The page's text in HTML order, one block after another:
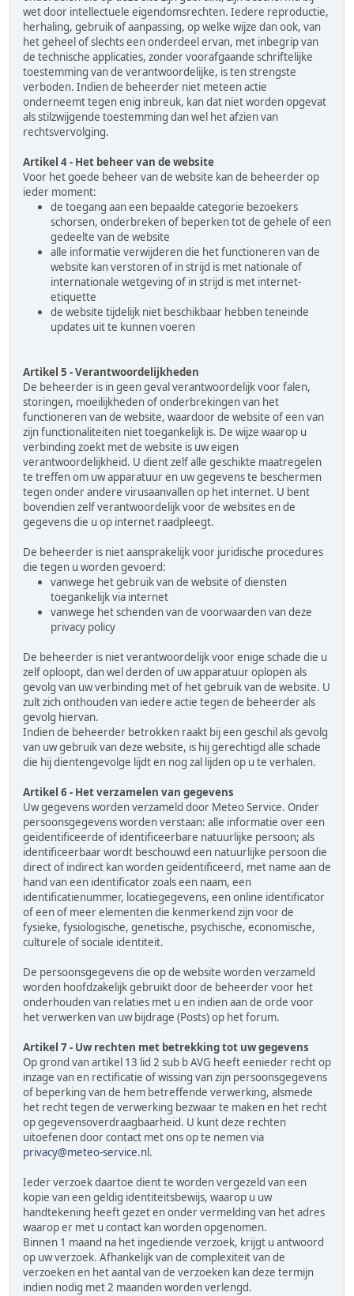
wet door intellectuele eigendomsrechten. Iedere reproductie,
herhaling, gebruik of aanpassing, op welke wijze dan ook, van
het geheel of slechts een onderdeel ervan, met inbegrip van
de technische applicaties, zonder voorafgaande schriftelijke
toestemming van de verantwoordelijke, is ten strengste
verboden. Indien de beheerder niet meteen actie
onderneemt tegen enig inbreuk, kan dat niet worden opgevat
als stilzwijgende toestemming dan wel het afzien van
rechtsvervolging.
Artikel 4 - Het beheer van de website
Voor het goede beheer van de website kan de beheerder op
ieder moment:
de toegang aan een bepaalde categorie bezoekers
schorsen, onderbreken of beperken tot de gehele of een
gedeelte van de website
alle informatie verwijderen die het functioneren van de
website kan verstoren of in strijd is met nationale of
internationale wetgeving of in strijd is met internet-
etiquette
de website tijdelijk niet beschikbaar hebben teneinde
updates uit te kunnen voeren
Artikel 5 - Verantwoordelijkheden
De beheerder is in geen geval verantwoordelijk voor falen,
storingen, moeilijkheden of onderbrekingen van het
functioneren van de website, waardoor de website of een van
zijn functionaliteiten niet toegankelijk is. De wijze waarop u
verbinding zoekt met de website is uw eigen
verantwoordelijkheid. U dient zelf alle geschikte maatregelen
te treffen om uw apparatuur en uw gegevens te beschermen
tegen onder andere virusaanvallen op het internet. U bent
bovendien zelf verantwoordelijk voor de websites en de
gegevens die u op internet raadpleegt.
De beheerder is niet aansprakelijk voor juridische procedures
die tegen u worden gevoerd:
vanwege het gebruik van de website of diensten
toegankelijk via internet
vanwege het schenden van de voorwaarden van deze
privacy policy
De beheerder is niet verantwoordelijk voor enige schade die u
zelf oploopt, dan wel derden of uw apparatuur oplopen als
gevolg van uw verbinding met of het gebruik van de website. U
zult zich onthouden van iedere actie tegen de beheerder als
gevolg hiervan.
Indien de beheerder betrokken raakt bij een geschil als gevolg
van uw gebruik van deze website, is hij gerechtigd alle schade
die hij dientengevolge lijdt en nog zal lijden op u te verhalen.
Artikel 6 - Het verzamelen van gegevens
Uw gegevens worden verzameld door Meteo Service. Onder
persoonsgegevens worden verstaan: alle informatie over een
geïdentificeerde of identificeerbare natuurlijke persoon; als
identificeerbaar wordt beschouwd een natuurlijke persoon die
direct of indirect kan worden geïdentificeerd, met name aan de
hand van een identificator zoals een naam, een
identificatienummer, locatiegegevens, een online identificator
of een of meer elementen die kenmerkend zijn voor de
fysieke, fysiologische, genetische, psychische, economische,
culturele of sociale identiteit.
De persoonsgegevens die op de website worden verzameld
worden hoofdzakelijk gebruikt door de beheerder voor het
onderhouden van relaties met u en indien aan de orde voor
het verwerken van uw bijdrage (Posts) op het forum.
Artikel 7 - Uw rechten met betrekking tot uw gegevens
Op grond van artikel 13 lid 2 sub b AVG heeft eenieder recht op
inzage van en rectificatie of wissing van zijn persoonsgegevens
of beperking van de hem betreffende verwerking, alsmede
het recht tegen de verwerking bezwaar te maken en het recht
op gegevensoverdraagbaarheid. U kunt deze rechten
uitoefenen door contact met ons op te nemen via
privacy@meteo-service.nl .
Ieder verzoek daartoe dient te worden vergezeld van een
kopie van een geldig identiteitsbewijs, waarop u uw
handtekening heeft gezet en onder vermelding van het adres
waarop er met u contact kan worden opgenomen.
Binnen 1 maand na het ingediende verzoek, krijgt u antwoord
op uw verzoek. Afhankelijk van de complexiteit van de
verzoeken en het aantal van de verzoeken kan deze termijn
indien nodig met 2 maanden worden verlengd.